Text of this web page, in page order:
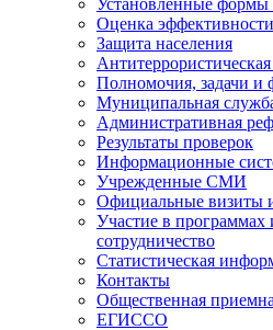
Оценка эффективности
Защита населения
Полномочия, задачи и
Муниципальная
Административная
Результаты проверок
Информационные
Учрежденные СМИ
Официальные визиты
Участие в
сотрудничество
Статистическая
Контакты
Общественная
ЕГИССО